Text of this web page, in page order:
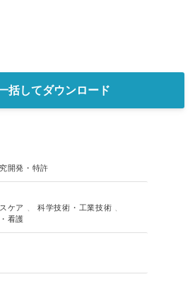
括してダウンロード
開発・特許
ケア 、科学技術・工業技術
看護